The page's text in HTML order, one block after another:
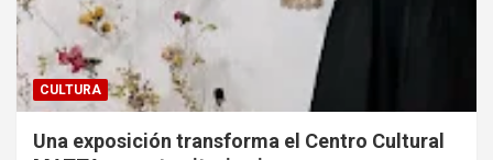
CULTURA
Una exposición transforma el Centro Cultural